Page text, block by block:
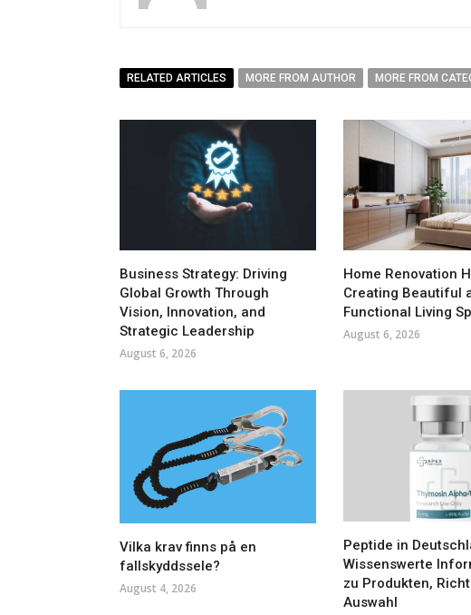
RELATED ARTICLES MORE FROM AUTHOR MORE FROM
Business Strategy: Driving
Global Growth Through
Vision, Innovation, and
Strategic Leadership
August 6, 2026
Home Renovation
Creating Beautiful
Functional Living
August 6, 2026
Vilka krav finns på en
fallskyddssele?
August 4, 2026
Peptide in
Wissenswerte
zu Produkten,
Auswahl